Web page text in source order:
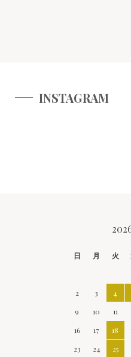
INSTAGRAM
日 月 火
2
3 4
9
10 11
16
17 18
23
24 25